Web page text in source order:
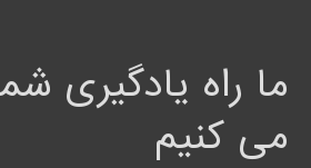
ما راه یادگیری
می کنیم